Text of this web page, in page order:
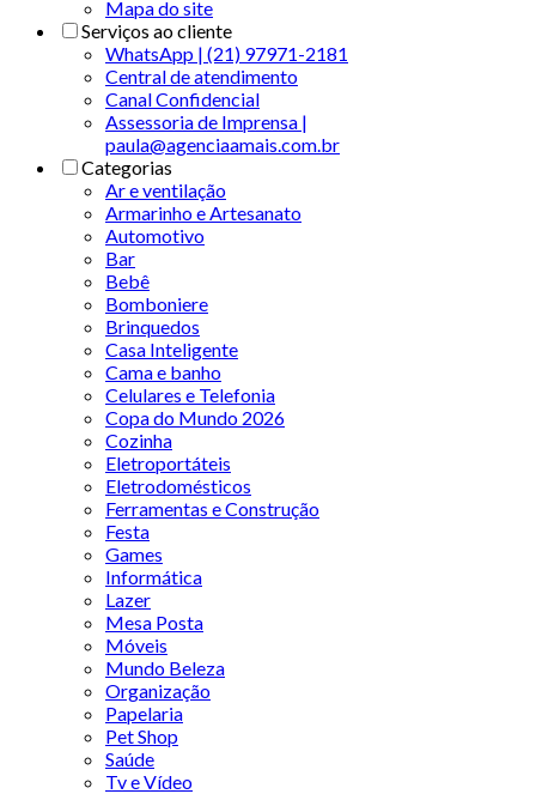
Mapa do site
Serviços ao cliente
WhatsApp | (21) 97971-2181
Central de atendimento
Canal Confidencial
Assessoria de Imprensa |
paula@agenciaamais.com.br
Categorias
Ar e ventilação
Armarinho e Artesanato
Automotivo
Bar
Bebê
Bomboniere
Brinquedos
Casa Inteligente
Cama e banho
Celulares e Telefonia
Copa do Mundo 2026
Cozinha
Eletroportáteis
Eletrodomésticos
Ferramentas e Construção
Festa
Games
Informática
Lazer
Mesa Posta
Móveis
Mundo Beleza
Organização
Papelaria
Pet Shop
Saúde
Tv e Vídeo